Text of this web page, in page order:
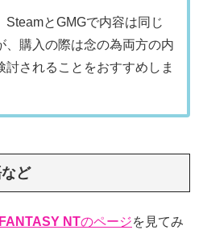
SteamとGMGで内容は同じ
、購入の際は念の為両方の内
討されることをおすすめしま
ど
NTのページを見てみ